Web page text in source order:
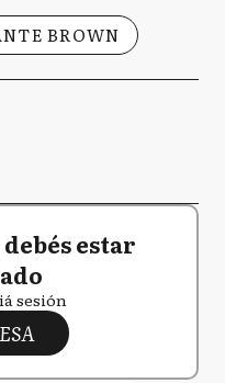
BROWN
estar
sesión